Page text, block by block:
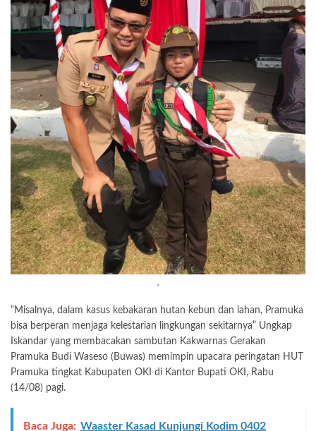
.
“Misalnya, dalam kasus kebakaran hutan kebun dan lahan, Pramuka
bisa berperan menjaga kelestarian lingkungan sekitarnya” Ungkap
Iskandar yang membacakan sambutan Kakwarnas Gerakan
Pramuka Budi Waseso (Buwas) memimpin upacara peringatan HUT
Pramuka tingkat Kabupaten OKI di Kantor Bupati OKI, Rabu
(14/08) pagi.
Baca Juga: Waaster Kasad Kunjungi Kodim 0402